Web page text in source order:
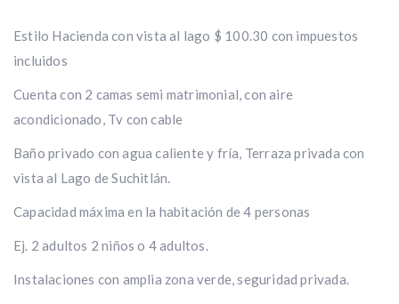
Estilo Hacienda con vista al lago $ 100.30 con impuestos
incluidos
Cuenta con 2 camas semi matrimonial, con aire
acondicionado, Tv con cable
Baño privado con agua caliente y fría, Terraza privada con
vista al Lago de Suchitlán.
Capacidad máxima en la habitación de 4 personas
Ej. 2 adultos 2 niños o 4 adultos.
Instalaciones con amplia zona verde, seguridad privada.